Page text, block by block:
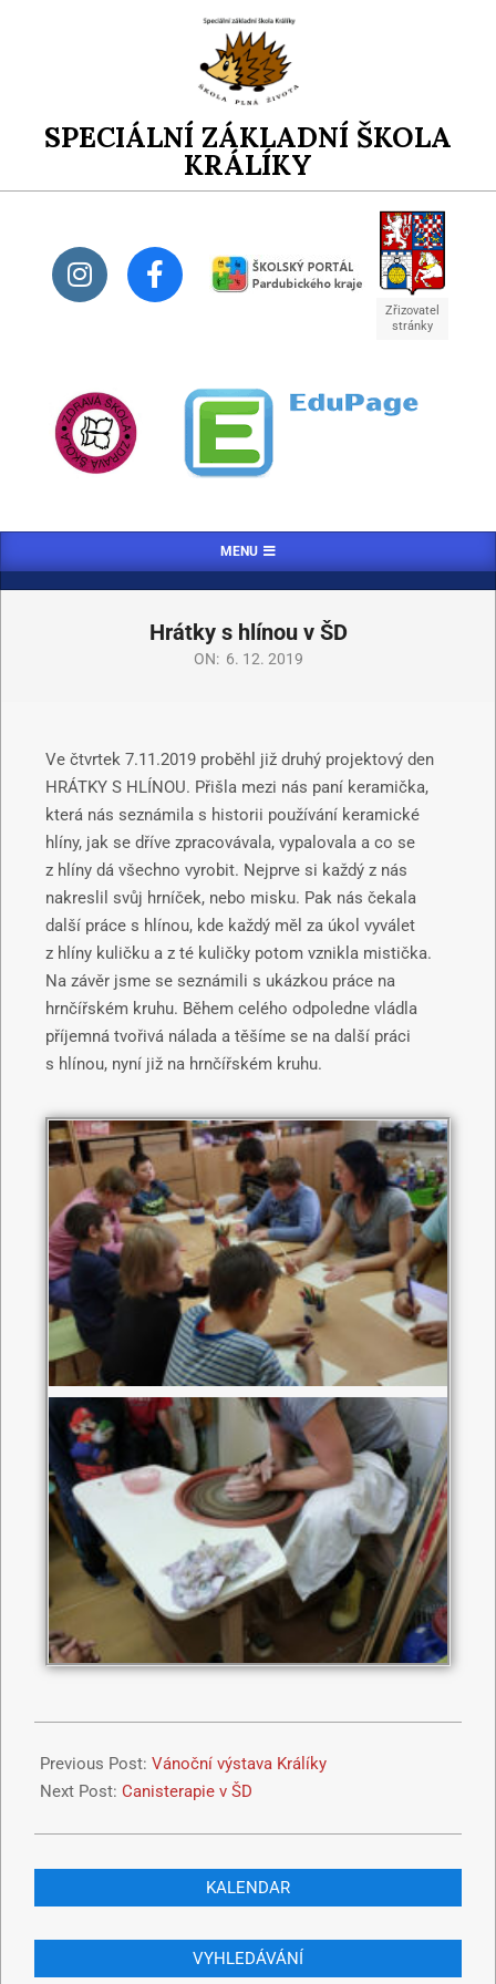
SPECIÁLNÍ ZÁKLADNÍ ŠKOLA
KRÁLÍKY
Zřizovatel
stránky
MENU
Hrátky s hlínou v ŠD
ON: 6. 12. 2019
Ve čtvrtek 7.11.2019 proběhl již druhý projektový den
HRÁTKY S HLÍNOU. Přišla mezi nás paní keramička,
která nás seznámila s historii používání keramické
hlíny, jak se dříve zpracovávala, vypalovala a co se
z hlíny dá všechno vyrobit. Nejprve si každý z nás
nakreslil svůj hrníček, nebo misku. Pak nás čekala
další práce s hlínou, kde každý měl za úkol vyválet
z hlíny kuličku a z té kuličky potom vznikla mistička.
Na závěr jsme se seznámili s ukázkou práce na
hrnčířském kruhu. Během celého odpoledne vládla
příjemná tvořivá nálada a těšíme se na další práci
s hlínou, nyní již na hrnčířském kruhu.
Previous Post: Vánoční výstava Králíky
Next Post: Canisterapie v ŠD
KALENDAR
VYHLEDÁVÁNÍ